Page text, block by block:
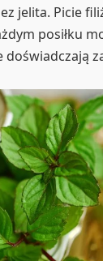
jelita. Picie
posiłku